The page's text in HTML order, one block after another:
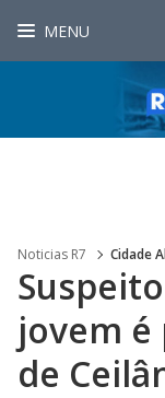
MENU
Noticias R7 Cidade
jovem é
de